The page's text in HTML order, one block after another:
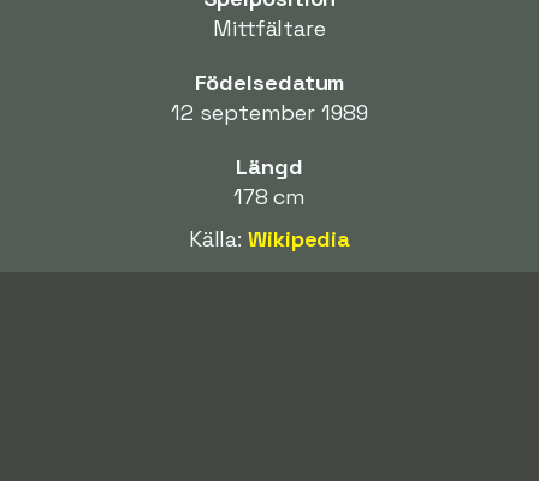
Mittfältare
Födelsedatum
12 september 1989
Längd
178 cm
Källa:Wikipedia